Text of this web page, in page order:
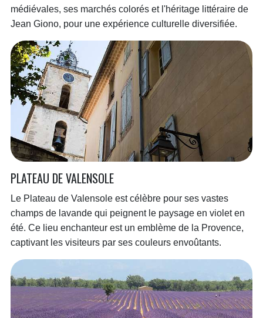
médiévales, ses marchés colorés et l'héritage littéraire de
Jean Giono, pour une expérience culturelle diversifiée.
PLATEAU DE VALENSOLE
Le Plateau de Valensole est célèbre pour ses vastes
champs de lavande qui peignent le paysage en violet en
été. Ce lieu enchanteur est un emblème de la Provence,
captivant les visiteurs par ses couleurs envoûtants.